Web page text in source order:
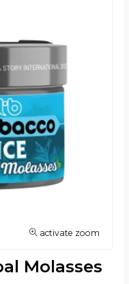
activate zoom
Molasses